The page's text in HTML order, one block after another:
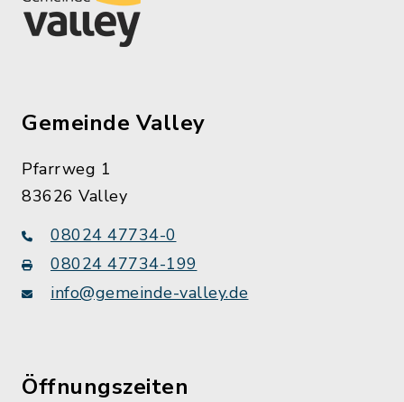
Gemeinde Valley
Pfarrweg 1
83626 Valley
08024 47734-0
08024 47734-199
info@gemeinde-valley.de
Öffnungszeiten